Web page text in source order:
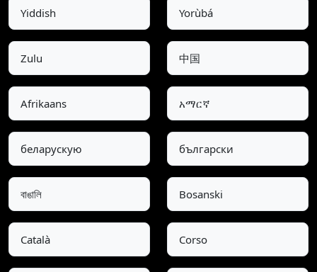
Yiddish Yorùbá
Zulu 中国
Afrikaans አማርኛ
беларускую български
বাঙালি Bosanski
Català Corso